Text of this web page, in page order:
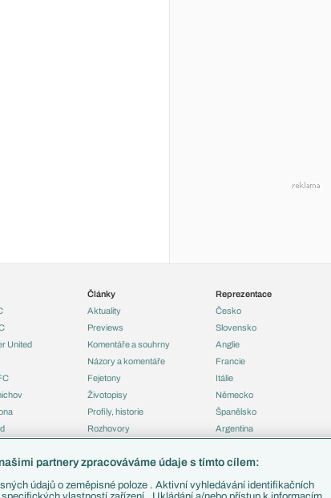
United
Články
Aktuality
Previews
Komentáře a souhrny
Názory a komentáře
Fejetony
Životopisy
Profily, historie
Rozhovory
Reprezentace
Česko
Slovensko
Anglie
Francie
Itálie
Německo
Španělsko
Argentina
Zápasy
partnery zpracováváme údaje s tímto cílem:
údajů o zeměpisné poloze . Aktivní vyhledávání identifikačních